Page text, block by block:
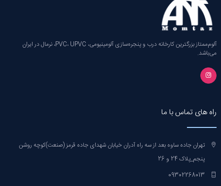
آلوم‌ممتاز بزرگترین کارخانه‌ درب و پنجره‌سازی آلومینیومی، PVC، UPVC، نرمال در ایران
می‌باشد.
راه های تماس با ما
تهران جاده ساوه بعد از سه راه آدران خیابان شهدای جاده قرمز (صنعت)کوچه روشن
پنجم_پلاک 24 و 26
09302268013